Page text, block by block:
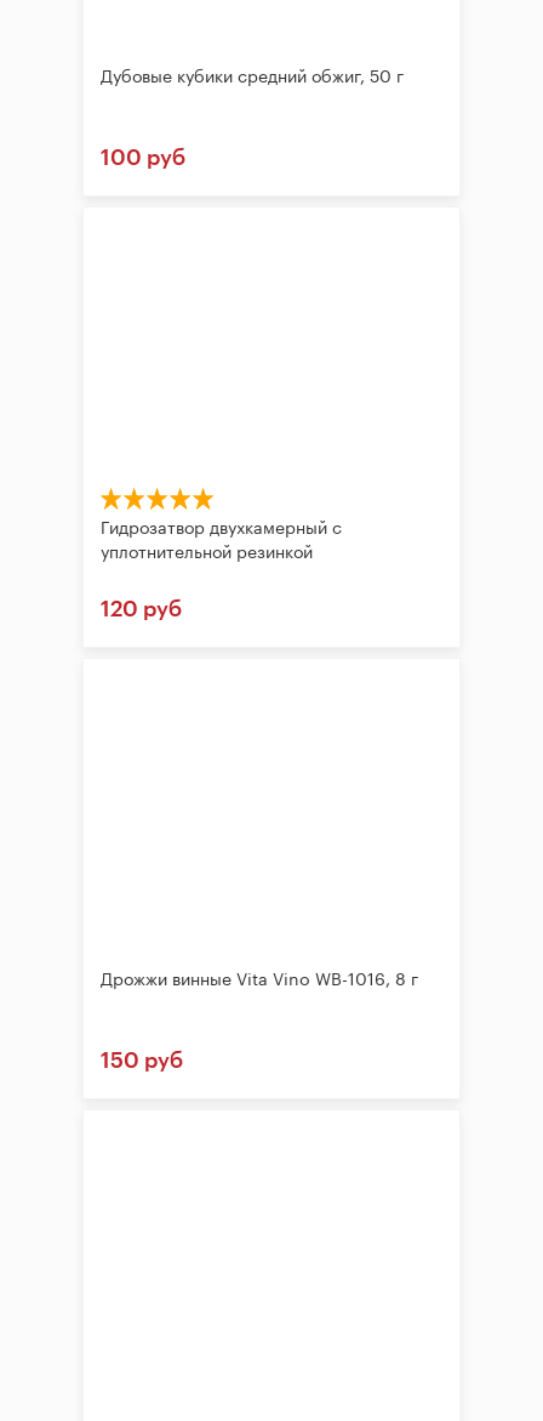
Дубовые кубики средний обжиг, 50 г
100 руб
Гидрозатвор двухкамерный с
уплотнительной резинкой
120 руб
Дрожжи винные Vita Vino WB-1016, 8 г
150 руб